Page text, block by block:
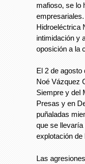
mafioso, se lo
Hidroeléctrica
intimidación y
oposición a la
El 2 de agosto
Noé Vázquez
Siempre y del
Presas y en
puñaladas
que se llevaría
explotación de
Las